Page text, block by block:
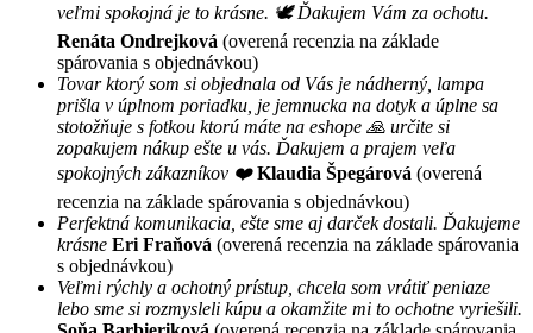
veľmi spokojná je to krásne. 🕊 Ďakujem Vám za ochotu.
Renáta Ondrejková (overená recenzia na základe
spárovania s objednávkou)
Tovar ktorý som si objednala od Vás je nádherný, lampa
prišla v úplnom poriadku, je jemnucka na dotyk a úplne sa
stotožňuje s fotkou ktorú máte na eshope 🙏 určite si
zopakujem nákup ešte u vás. Ďakujem a prajem veľa
spokojných zákazníkov ❤️ Klaudia Špegárová (overená
recenzia na základe spárovania s objednávkou)
Perfektná komunikacia, ešte sme aj darček dostali. Ďakujeme
krásne Eri Fraňová (overená recenzia na základe spárovania
s objednávkou)
Veľmi rýchly a ochotný prístup, chcela som vrátiť peniaze
lebo sme si rozmysleli kúpu a okamžite mi to ochotne vyriešili.